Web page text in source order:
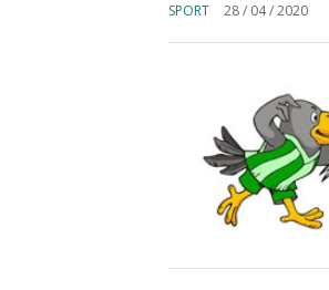
SPORT 28 / 04 / 2020